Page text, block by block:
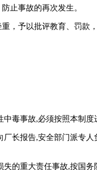
止事故的再次发生。
，予以批评教育、罚款
毒事故,必须按照本制度
长报告,安全部门派专
的重大责任事故,按国